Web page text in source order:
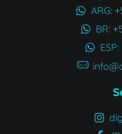
ARG:
BR: